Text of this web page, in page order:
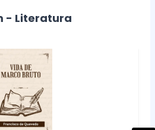
- Literatura